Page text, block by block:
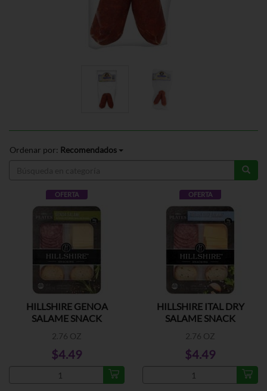
Ordenar por: Recomendados
OFERTA
HILLSHIRE GENOA
SALAME SNACK
2.76 OZ
$4.49
OFERTA
HILLSHIRE ITAL DRY
SALAME SNACK
2.76 OZ
$4.49